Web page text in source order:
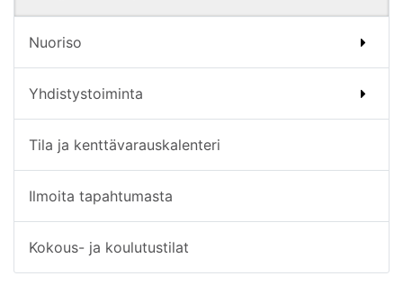
Nuoriso
Yhdistystoiminta
Tila ja kenttävarauskalenteri
Ilmoita tapahtumasta
Kokous- ja koulutustilat